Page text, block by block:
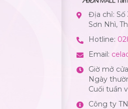
Địa chỉ: Số
Sơn Nhì,
Hotline:
Email:
Giờ mở
Ngày
Cuối tuần
Công ty